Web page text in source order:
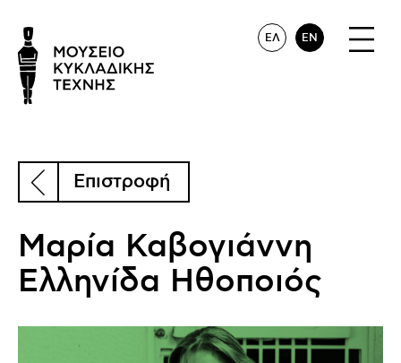
ΕΛ EN
Επιστροφή
Μαρία Καβογιάννη
Ελληνίδα Ηθοποιός